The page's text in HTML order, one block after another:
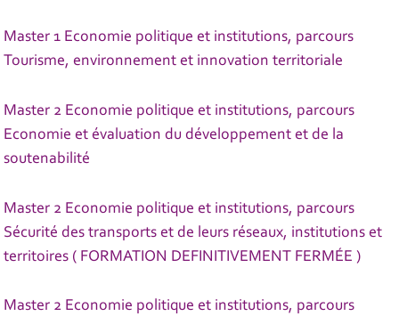
Master 1 Economie politique et institutions, parcours
Tourisme, environnement et innovation territoriale
Master 2 Economie politique et institutions, parcours
Economie et évaluation du développement et de la
soutenabilité
Master 2 Economie politique et institutions, parcours
Sécurité des transports et de leurs réseaux, institutions et
territoires ( FORMATION DEFINITIVEMENT FERMÉE )
Master 2 Economie politique et institutions, parcours